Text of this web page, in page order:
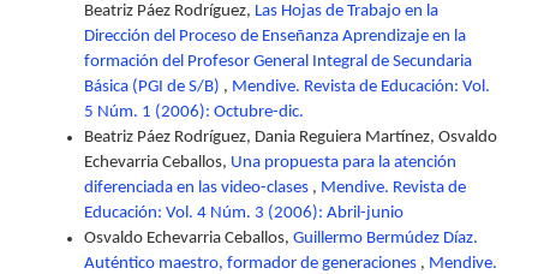
Beatriz Páez Rodríguez, Las Hojas de Trabajo en la
Dirección del Proceso de Enseñanza Aprendizaje en la
formación del Profesor General Integral de Secundaria
Básica (PGI de S/B) , Mendive. Revista de Educación: Vol.
5 Núm. 1 (2006): Octubre-dic.
Beatriz Páez Rodríguez, Dania Reguiera Martínez, Osvaldo
Echevarria Ceballos, Una propuesta para la atención
diferenciada en las video-clases , Mendive. Revista de
Educación: Vol. 4 Núm. 3 (2006): Abril-junio
Osvaldo Echevarria Ceballos, Guillermo Bermúdez Díaz.
Auténtico maestro, formador de generaciones , Mendive.